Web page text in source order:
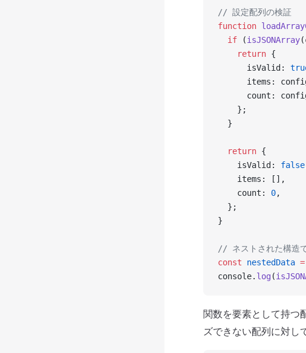
// 設定配列の検証
function
  if
(isJSONArray
    return
{
      isValid:
items:
count:
    };
  }
  return
{
    isValid:
false
    items: [],
    count:
0,
  };
}
// ネストされた構造
const nestedData =
console. log (
関数を要素として持つ
ズできない配列に対し